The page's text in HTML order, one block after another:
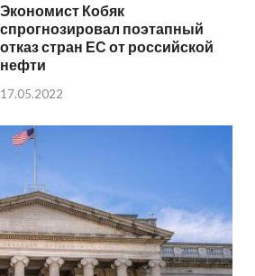
Экономист Кобяк
спрогнозировал поэтапный
отказ стран ЕС от российской
нефти
17.05.2022